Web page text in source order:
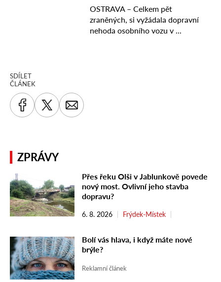
SDÍLET
ČLÁNEK
ZPRÁVY
Přes řeku Olši v Jablunkově povede
nový most. Ovlivní jeho stavba
dopravu?
6. 8. 2026 Frýdek-Místek
Bolí vás hlava, i když máte nové
brýle?
Reklamní článek